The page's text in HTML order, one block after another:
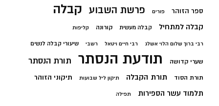
ספר הזוהר פורים פרשת השבוע קבלה
קבלה למתחיל קבלה מעשית קורונה קליפות
רבי ברוך שלום הלוי אשלג רבי חיים ויטאל רשבי שיעורי קבלה לנשים
שערי קדושה תודעת הנסתר תורת הנסתר
תורת הסוד תורת הקבלה תיקון ליל שבועות תיקוני הזוהר
תלמוד עשר הספירות תפילה